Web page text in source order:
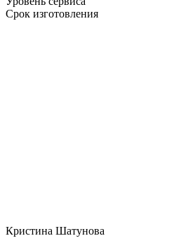
Срок изготовления
Кристина Шатунова